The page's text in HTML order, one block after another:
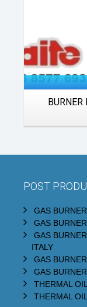
POST
GAS
GAS
GAS
ITALY
GAS
GAS
THERMAL
THERMAL